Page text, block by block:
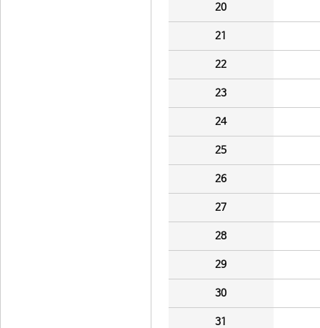
20
21
22
23
24
25
26
27
28
29
30
31